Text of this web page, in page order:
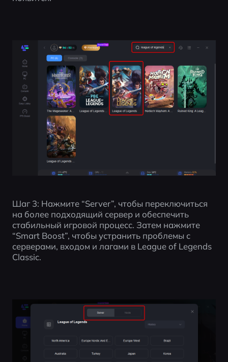
Шаг 3: Нажмите “Server”, чтобы переключиться
на более подходящий сервер и обеспечить
стабильный игровой процесс. Затем нажмите
“Smart Boost”, чтобы устранить проблемы с
серверами, входом и лагами в League of Legends
Classic.